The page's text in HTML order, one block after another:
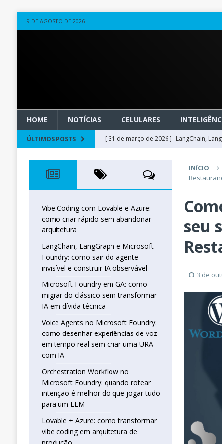
9 DE AGOSTO DE 2026
HOME NOTÍCIAS CELULARES
ÚLTIMOS POSTS [ 31 de março de 2026 ] LangChain,
[ 20 de março de 2026 ]
Microsoft
técnica
INTELIGÊNCIA ARTIFICIAL
[ 27 de fevereiro de 2026 ]
Voice
real sem criar uma URA com IA
Orchestration
que jogar tudo para um LLM
[ 25 de abril de 2026 ]
Vibe Coding
INÍCIO
seu
3 de
Vibe Coding com Lovable e Azure:
como criar rápido sem abandonar
arquitetura
LangChain, LangGraph e Microsoft
Foundry: como sair do agente
invisível e construir IA observável
Microsoft Foundry em GA: como
migrar do clássico sem transformar
IA em dívida técnica
Voice Agents no Microsoft Foundry:
como desenhar experiências de voz
em tempo real sem criar uma URA
com IA
Orchestration Workflow no
Microsoft Foundry: quando rotear
intenção é melhor do que jogar tudo
para um LLM
Lovable + Azure: como transformar
vibe coding em arquitetura de